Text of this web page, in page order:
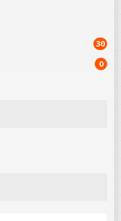
30
0